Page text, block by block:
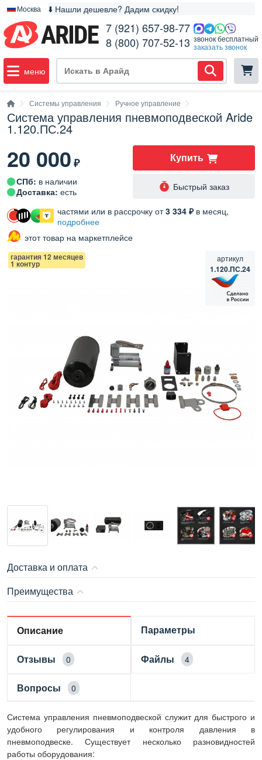
Москва ⬇️ Нашли дешевле? Дадим скидку!
7 (921) 657-98-77
8 (800) 707-52-13 звонок бесплатный
заказать звонок
меню
Системы управления Ручное управление
Система управления пневмоподвеской Aride
1.120.ПС.24
гарантия 12 месяцев
1 контур
артикул
1.120.ПС.24
Доставка и оплата
Преимущества
Описание Параметры
Отзывы 0 Файлы 4
Вопросы 0
Система управления пневмоподвеской служит для быстрого и
удобного регулирования и контроля давления в
пневмоподвеске. Существует несколько разновидностей
работы оборудования:
20 000₽ Купить
Быстрый заказ
частями или в рассрочку от3 334 ₽в месяц,
подробнее
этот товар на маркетплейсе
СПб: в наличии
Доставка: есть